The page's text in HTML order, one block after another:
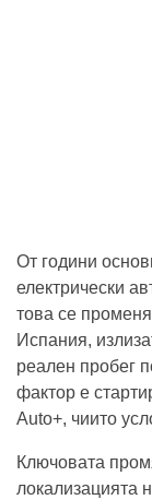
От години
електрически
това се
Испания,
реален пробег
фактор е
Auto+, чиито
Ключовата
локализацията